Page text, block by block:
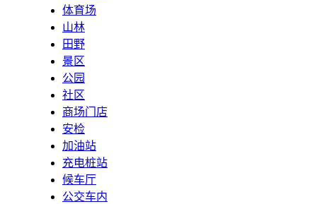
体育场
山林
田野
景区
公园
社区
商场门店
安检
加油站
充电桩站
候车厅
公交车内